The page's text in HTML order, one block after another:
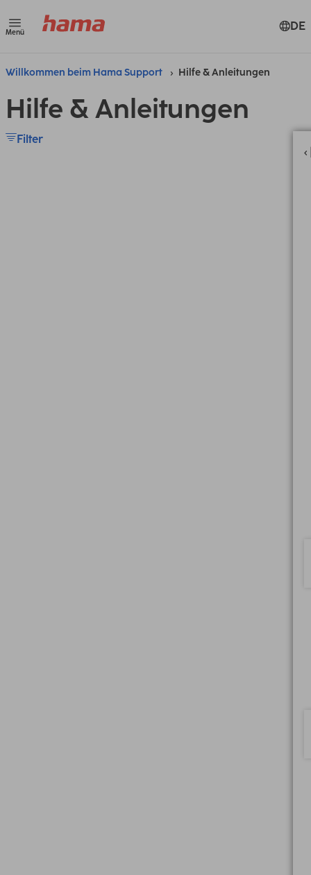
Menü DE
Willkommen beim Hama Support Hilfe & Anleitungen
Hilfe & Anleitungen
Filter